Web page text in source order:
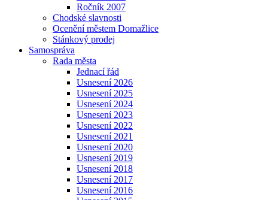
Ročník 2007
Chodské slavnosti
Ocenění městem Domažlice
Stánkový prodej
Samospráva
Rada města
Jednací řád
Usnesení 2026
Usnesení 2025
Usnesení 2024
Usnesení 2023
Usnesení 2022
Usnesení 2021
Usnesení 2020
Usnesení 2019
Usnesení 2018
Usnesení 2017
Usnesení 2016